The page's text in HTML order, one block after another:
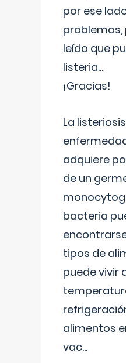
por ese
problemas,
leído que
listeria...
¡Gracias!
La
adquiere
de un
bacteria
tipos de
puede vivir
alimentos
vac...